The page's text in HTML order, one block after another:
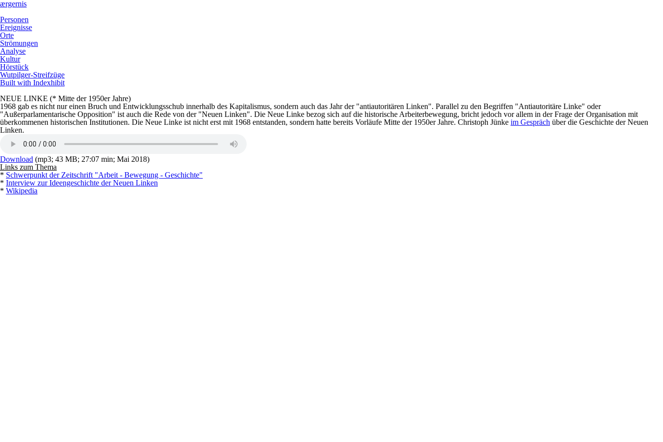
ærgernis
Personen
Ereignisse
Orte
Strömungen
Analyse
Kultur
Hörstück
Wutpilger-Streifzüge
Built with Indexhibit
NEUE LINKE (* Mitte der 1950er Jahre)
1968 gab es nicht nur einen Bruch und Entwicklungsschub innerhalb des Kapitalismus, sondern auch das Jahr der "antiautoritären Linken". Parallel zu den Begriffen "Antiautoritäre Linke" oder
"Außerparlamentarische Opposition" ist auch die Rede von der "Neuen Linken". Die Neue Linke bezog sich auf die historische Arbeiterbewegung, bricht jedoch vor allem in der Frage der Organisation mit
überkommenen historischen Institutionen. Die Neue Linke ist nicht erst mit 1968 entstanden, sondern hatte bereits Vorläufe Mitte der 1950er Jahre. Christoph Jünke im Gespräch über die Geschichte der Neuen
Linken.
Download (mp3; 43 MB; 27:07 min; Mai 2018)
Links zum Thema
* Schwerpunkt der Zeitschrift "Arbeit - Bewegung - Geschichte"
* Interview zur Ideengeschichte der Neuen Linken
* Wikipedia